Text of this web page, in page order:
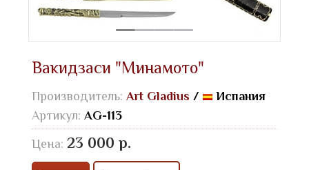
Вакидзаси "Минамото"
Производитель: Art Gladius /
Испания
Артикул: AG-113
Цена: 23 000 р.